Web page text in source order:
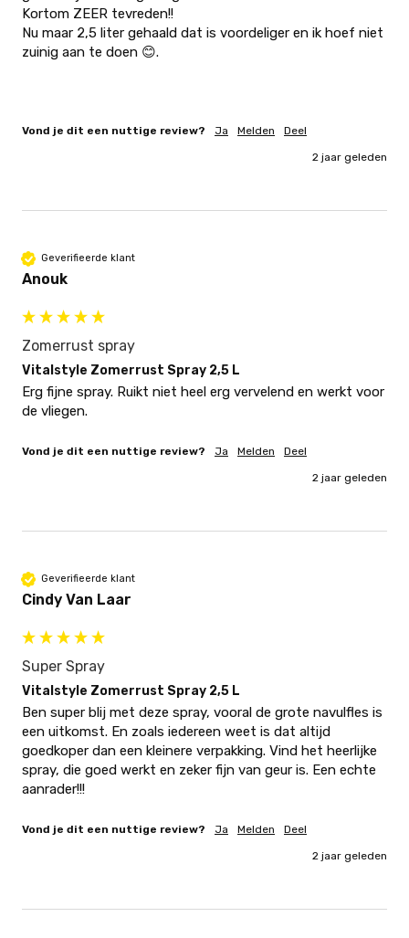
Kortom ZEER tevreden!!
Nu maar 2,5 liter gehaald dat is voordeliger en ik hoef niet
zuinig aan te doen 😊.
Vond je dit een nuttige review? Ja Melden Deel
2 jaar geleden
Geverifieerde klant
Anouk
Zomerrust spray
Vitalstyle Zomerrust Spray 2,5 L
Erg fijne spray. Ruikt niet heel erg vervelend en werkt voor
de vliegen.
Vond je dit een nuttige review? Ja Melden Deel
2 jaar geleden
Geverifieerde klant
Cindy Van Laar
Super Spray
Vitalstyle Zomerrust Spray 2,5 L
Ben super blij met deze spray, vooral de grote navulfles is
een uitkomst. En zoals iedereen weet is dat altijd
goedkoper dan een kleinere verpakking. Vind het heerlijke
spray, die goed werkt en zeker fijn van geur is. Een echte
aanrader!!!
Vond je dit een nuttige review? Ja Melden Deel
2 jaar geleden